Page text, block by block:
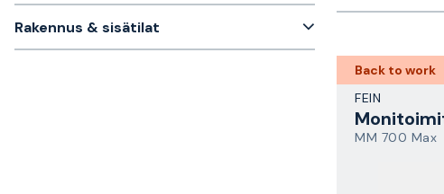
Rakennus & sisätilat
Back to work
FEIN
MM 700 Max